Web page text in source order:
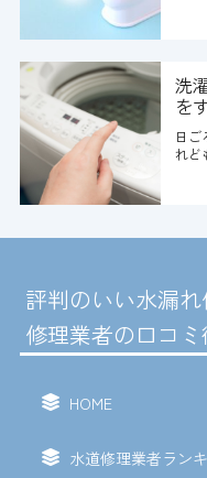
洗
を
日ご
れど
評判のいい水漏
修理業者の口コ
HOME
水道修理業者ラン